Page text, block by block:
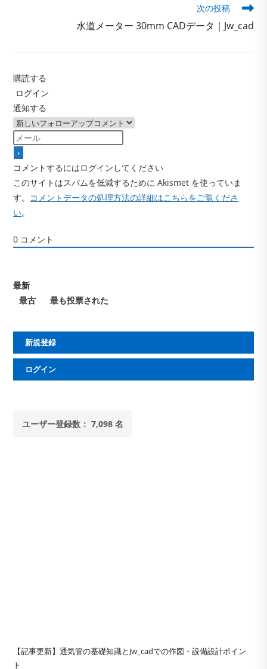
次の投稿
水道メーター 30mm CADデータ｜Jw_cad
購読する
ログイン
通知する
コメントするにはログインしてください
このサイトはスパムを低減するために Akismet を使っていま
す。 コメントデータの処理方法の詳細はこちらをご覧くださ
い。
0 コメント
最新
最古
最も投票された
新規登録
ログイン
ユーザー登録数： 7,098 名
【記事更新】通気管の基礎知識とJw_cadでの作図・設備設計ポイン
ト